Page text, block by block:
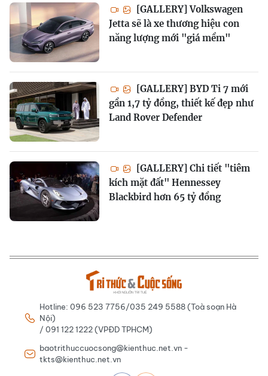
[GALLERY] Volkswagen
Jetta sẽ là xe thương hiệu con
năng lượng mới "giá mềm"
[GALLERY] BYD Ti 7 mới
gần 1,7 tỷ đồng, thiết kế đẹp như
Land Rover Defender
[GALLERY] Chi tiết "tiêm
kích mặt đất" Hennessey
Blackbird hơn 65 tỷ đồng
Hotline: 096 523 7756/035 249 5588 (Toà soạn Hà
Nội)
/ 091 122 1222 (VPĐD TPHCM)
baotrithuccuocsong@kienthuc.net.vn -
tkts@kienthuc.net.vn